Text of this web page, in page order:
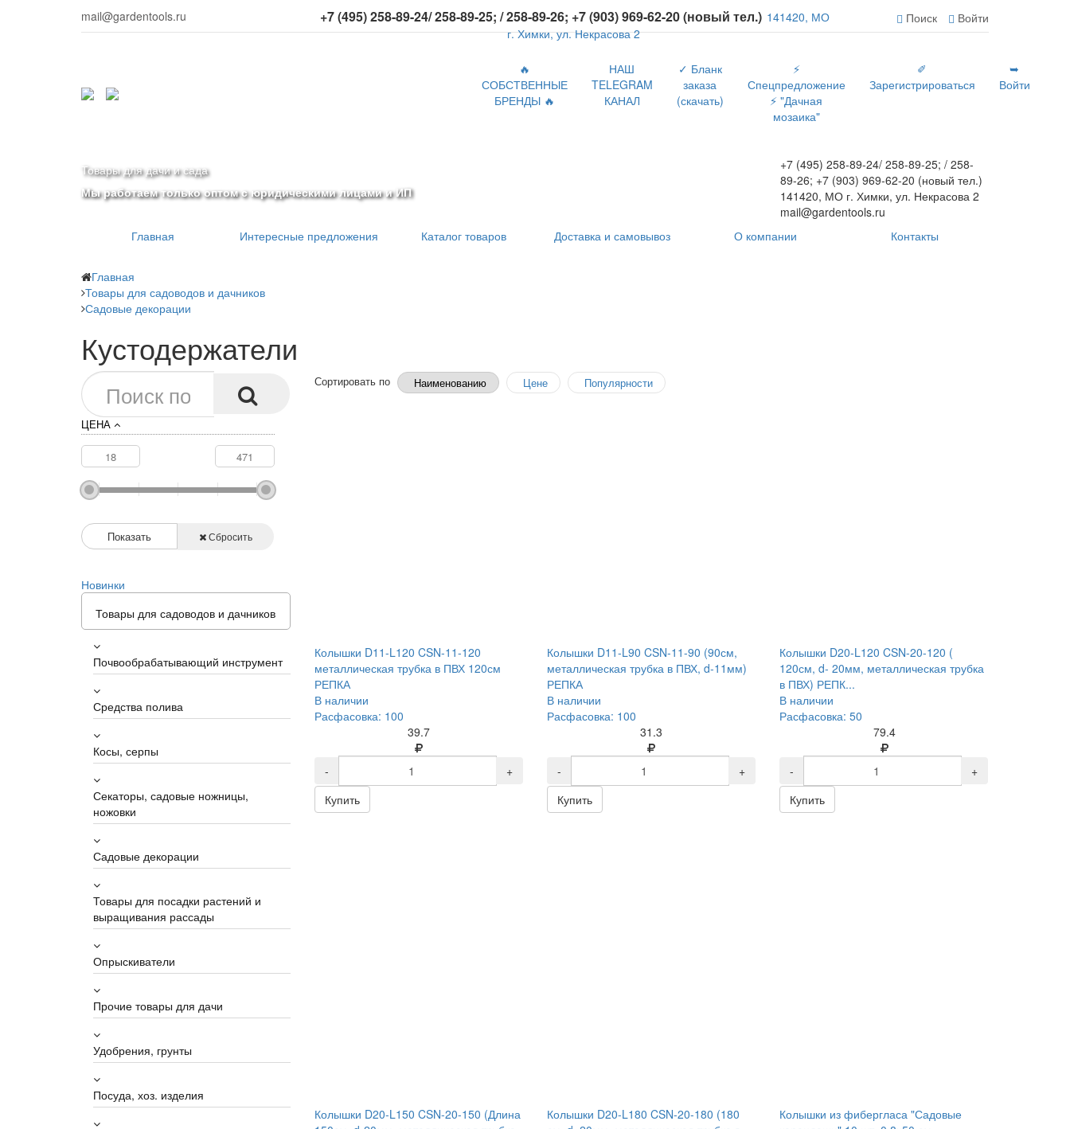
mail@gardentools.ru +7 (495) 258-89-24/ 258-89-25; / 258-89-26; +7 (903) 969-62-20 (новый тел.) 141420, МО
г. Химки, ул. Некрасова 2
Поиск Войти
🔥
СОБСТВЕННЫЕ
БРЕНДЫ 🔥
НАШ
TELEGRAM
КАНАЛ
✓ Бланк
заказа
(скачать)
⚡
Спецпредложение
⚡ "Дачная
мозаика"
✐
Зарегистрироваться
➥
Войти
Товары для дачи и сада
Мы работаем только оптом с юридическими лицами и ИП
+7 (495) 258-89-24/ 258-89-25; / 258-
89-26; +7 (903) 969-62-20 (новый тел.)
141420, МО г. Химки, ул. Некрасова 2
mail@gardentools.ru
Главная
Интересные предложения Каталог товаров Доставка и самовывоз О компании Контакты
Главная
Товары для садоводов и дачников
Садовые декорации
Кустодержатели
ЦЕНА
Показать Сбросить
Новинки
Товары для садоводов и дачников
Почвообрабатывающий инструмент
Средства полива
Косы, серпы
Секаторы, садовые ножницы,
ножовки
Садовые декорации
Товары для посадки растений и
выращивания рассады
Опрыскиватели
Прочие товары для дачи
Удобрения, грунты
Посуда, хоз. изделия
Сортировать по Наименованию Цене Популярности
Колышки D11-L120 CSN-11-120
металлическая трубка в ПВХ 120см
РЕПКА
В наличии
Расфасовка: 100
39.7
-
+
Купить
Колышки D11-L90 CSN-11-90 (90см,
металлическая трубка в ПВХ, d-11мм)
РЕПКА
В наличии
Расфасовка: 100
31.3
-
+
Купить
Колышки D20-L120 CSN-20-120 (
120см, d- 20мм, металлическая трубка
в ПВХ) РЕПК...
В наличии
Расфасовка: 50
79.4
-
+
Купить
Колышки D20-L150 CSN-20-150 (Длина
Колышки D20-L180 CSN-20-180 (180
Колышки из фибергласа "Садовые